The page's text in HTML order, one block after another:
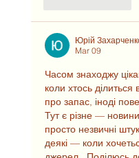
Юрій
Mar 09
Часом знаходжу
коли хтось ділиться
про запас, іноді
Тут є різне —
просто незвичні
деякі — коли